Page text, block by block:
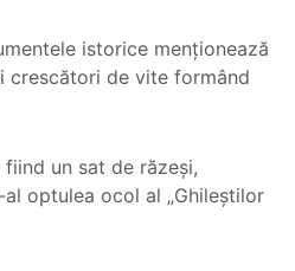
istorice menționează
crescători de vite formând
un sat de răzeși,
optulea ocol al „Ghileștilor